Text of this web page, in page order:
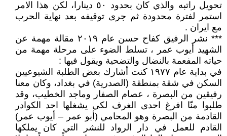
تحويل راتبه والذي كان بحدود ٥٠ دينارا، لكن هذا الامر
استمر لفترة محدودة ثم جرى توقيفه بعد نهاية الحرب
مع ايران .
*** نشر الرفيق كفاح حسن عام ٢٠١٩ مقالة مهمة عن
الشهيد أيوب عمر ، تسلط الضوء على مرحلة مهمة من
حياته المفعمة بالنضال والتضحية ويقول فيها :
في بداية عام ١٩٧٧ كنت أشارك بعض الطلبة الشيوعيين
السكن في شقة بمنطقة (الصدرية) في بغداد، وكان معنا
رفيقين من البصرة ، عصام الصفار وماجد الخطيب، وقد
طلبوا منّا افرغ احدى الغرف لكي يشغلها احد الكوادر
القادمة من البصرة وهو المحامي (أبو عمر – أيوب عمر)
القادم للعمل في دار الرواد للنشر التي كان يملكها